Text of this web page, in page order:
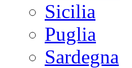
Sicilia
Puglia
Sardegna